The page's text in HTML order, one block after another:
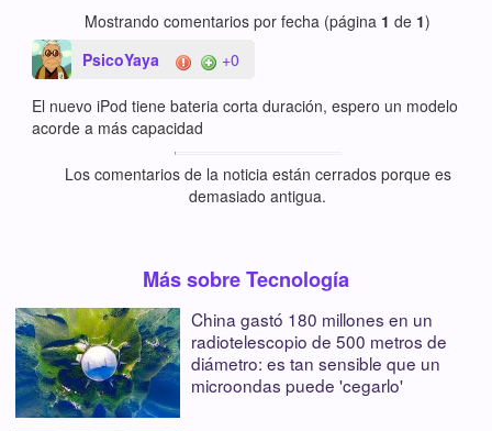
Mostrando comentarios por fecha (página 1 de 1)
PsicoYaya
+0
El nuevo iPod tiene bateria corta duración, espero un modelo
acorde a más capacidad
Los comentarios de la noticia están cerrados porque es
demasiado antigua.
Más sobre Tecnología
China gastó 180 millones en un
radiotelescopio de 500 metros de
diámetro: es tan sensible que un
microondas puede 'cegarlo'